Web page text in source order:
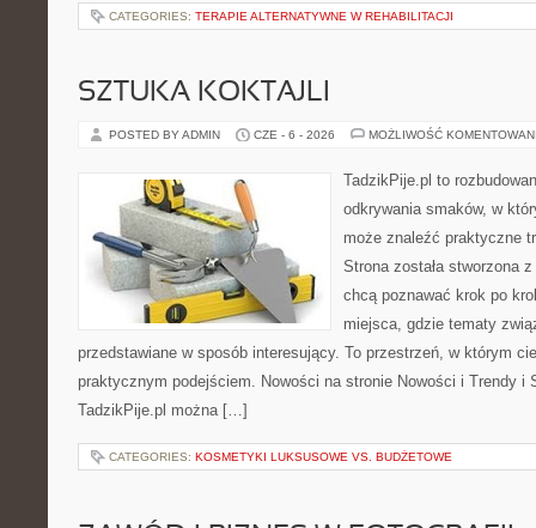
CATEGORIES: TERAPIE ALTERNATYWNE W REHABILITACJI
SZTUKA KOKTAJLI
POSTED BY ADMIN CZE - 6 - 2026 MOŻLIWOŚĆ
TadzikPije.pl to
odkrywania smaków, w
może znaleźć praktyczne
Strona została stworzona
chcą poznawać krok po
miejsca, gdzie tematy
przedstawiane w sposób interesujący. To przestrzeń, w którym
praktycznym podejściem. Nowości na stronie Nowości i Trendy i
TadzikPije.pl można […]
CATEGORIES: KOSMETYKI LUKSUSOWE VS. BUDŻETOWE